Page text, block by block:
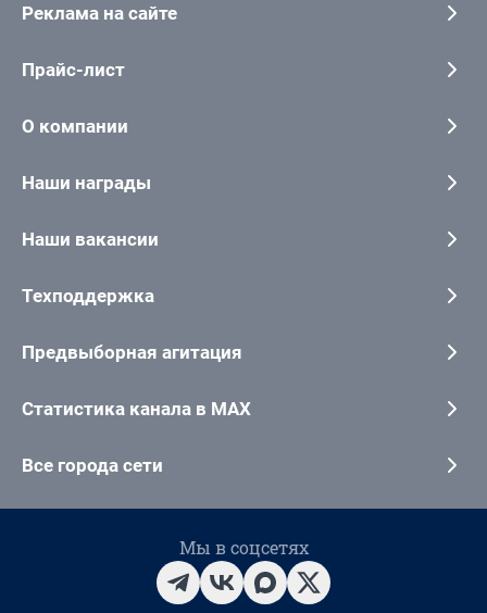
Реклама на сайте
Прайс-лист
О компании
Наши награды
Наши вакансии
Техподдержка
Предвыборная агитация
Статистика канала в MAX
Все города сети
Мы в соцсетях